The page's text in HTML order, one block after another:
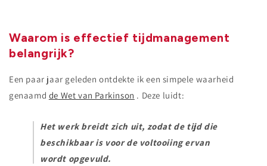
Waarom is effectief tijdmanagement
belangrijk?
Een paar jaar geleden ontdekte ik een simpele waarheid
genaamd de Wet van Parkinson . Deze luidt:
Het werk breidt zich uit, zodat de tijd die
beschikbaar is voor de voltooiing ervan
wordt opgevuld.